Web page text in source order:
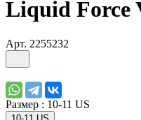
Liquid Force
Арт. 2255232
Размер : 10-11 US